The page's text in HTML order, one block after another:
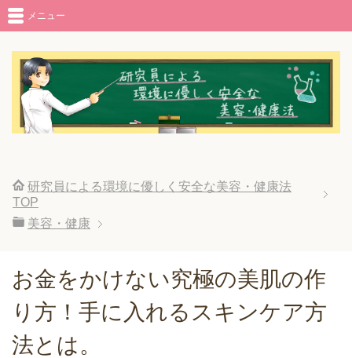
メニュー
研究員による環境に優しく安全な美容・健康法
TOP
美容・健康
お金をかけない究極の美肌の作
り方！手に入れるスキンケア方
法とは。